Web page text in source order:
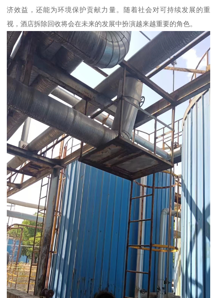
济效益，还能为环境保护贡献力量。随着社会对可持续发展的重
视，酒店拆除回收将会在未来的发展中扮演越来越重要的角色。